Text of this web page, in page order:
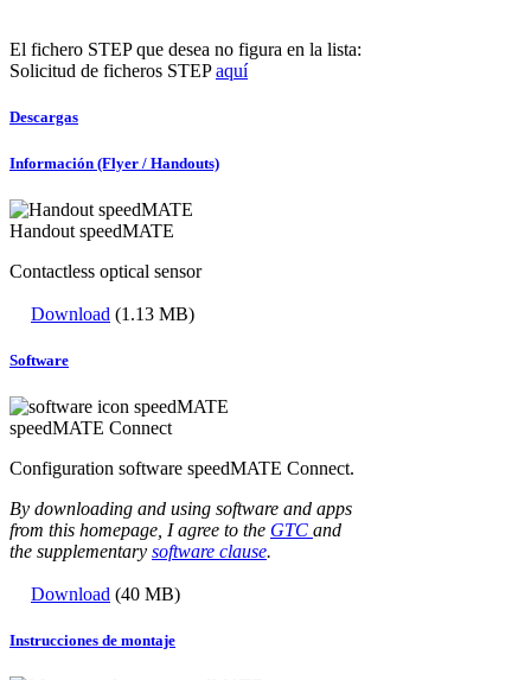
El fichero STEP que desea no figura en la lista:
Solicitud de ficheros STEPaquí
Descargas
Información (Flyer / Handouts)
Handout speedMATE
Contactless optical sensor
Download (1.13 MB)
Software
speedMATE Connect
Configuration software speedMATE Connect.
By downloading and using software and apps
from this homepage, I agree to the GTC and
the supplementary software clause.
Download (40 MB)
Instrucciones de montaje